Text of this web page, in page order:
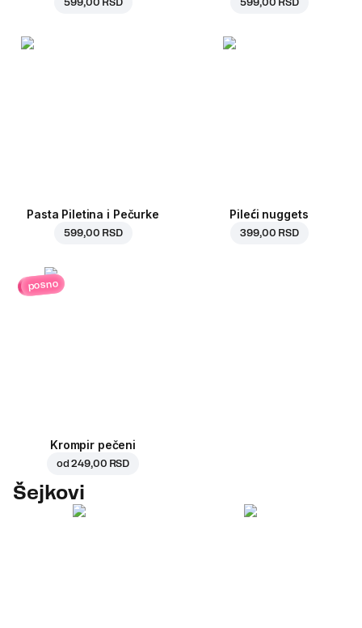
Pasta Piletina i Pečurke
599,00 RSD
Pileći nuggets
399,00 RSD
posno
Krompir pečeni
od249,00 RSD
Šejkovi